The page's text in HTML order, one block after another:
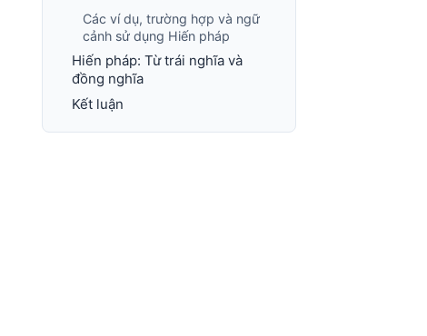
Các ví dụ, trường hợp và ngữ
cảnh sử dụng Hiến pháp
Hiến pháp: Từ trái nghĩa và
đồng nghĩa
Kết luận